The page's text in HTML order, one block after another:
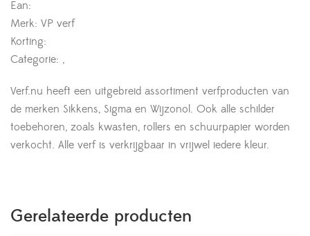
Ean:
Merk: VP verf
Korting:
Categorie: ,
Verf.nu heeft een uitgebreid assortiment verfproducten van
de merken Sikkens, Sigma en Wijzonol. Ook alle schilder
toebehoren, zoals kwasten, rollers en schuurpapier worden
verkocht. Alle verf is verkrijgbaar in vrijwel iedere kleur.
Gerelateerde producten